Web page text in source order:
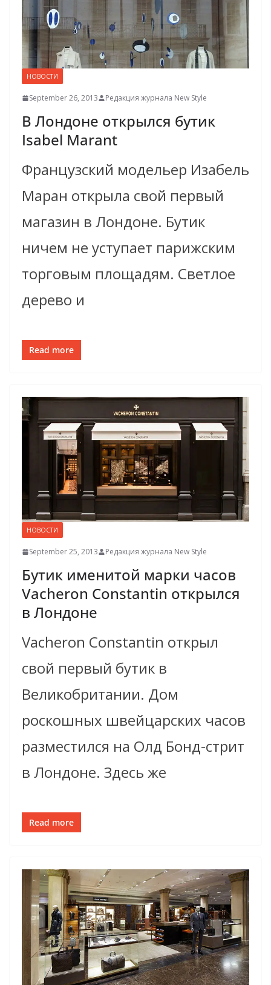
НОВОСТИ
September 26, 2013 Редакция журнала New Style
В Лондоне открылся бутик
Isabel Marant
Французский модельер Изабель
Маран открыла свой первый
магазин в Лондоне. Бутик
ничем не уступает парижским
торговым площадям. Светлое
дерево и
Read more
НОВОСТИ
September 25, 2013 Редакция журнала New Style
Бутик именитой марки часов
Vacheron Constantin открылся
в Лондоне
Vacheron Constantin открыл
свой первый бутик в
Великобритании. Дом
роскошных швейцарских часов
разместился на Олд Бонд-стрит
в Лондоне. Здесь же
Read more